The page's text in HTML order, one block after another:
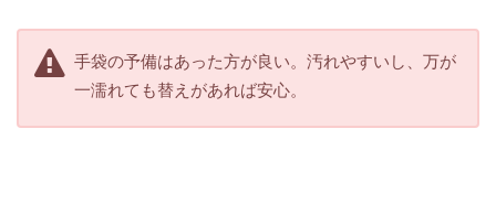
手袋の予備はあった方が良い。汚れやすいし、万が
一濡れても替えがあれば安心。